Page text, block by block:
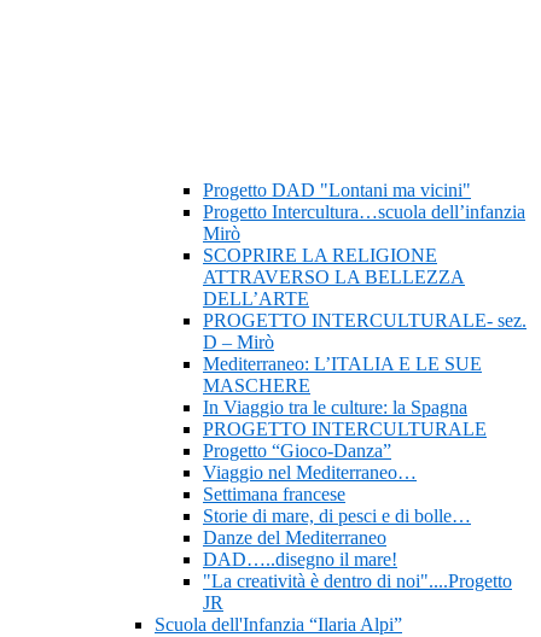
Progetto DAD "Lontani ma vicini"
Progetto Intercultura…scuola dell’infanzia
Mirò
SCOPRIRE LA RELIGIONE
ATTRAVERSO LA BELLEZZA
DELL’ARTE
PROGETTO INTERCULTURALE- sez.
D – Mirò
Mediterraneo: L’ITALIA E LE SUE
MASCHERE
In Viaggio tra le culture: la Spagna
PROGETTO INTERCULTURALE
Progetto “Gioco-Danza”
Viaggio nel Mediterraneo…
Settimana francese
Storie di mare, di pesci e di bolle…
Danze del Mediterraneo
DAD…..disegno il mare!
"La creatività è dentro di noi"....Progetto
JR
Scuola dell'Infanzia “Ilaria Alpi”